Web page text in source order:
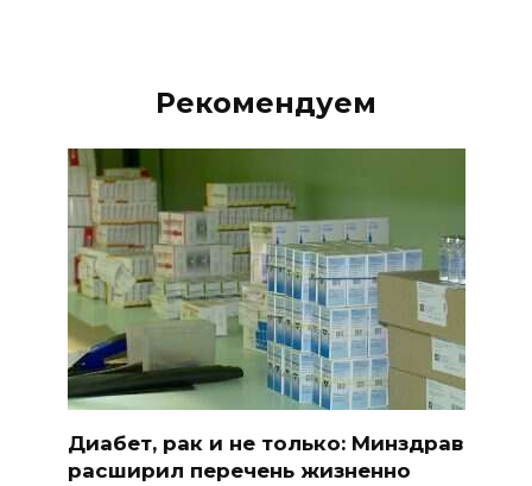
Рекомендуем
Диабет, рак и не только: Минздрав
расширил перечень жизненно